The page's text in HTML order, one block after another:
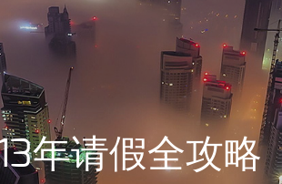
年请假全攻略